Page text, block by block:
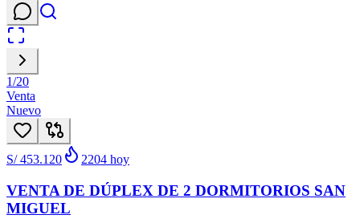
1/20
Venta
Nuevo
S/ 453.120 2204 hoy
VENTA DE DÚPLEX DE 2 DORMITORIOS SAN
MIGUEL